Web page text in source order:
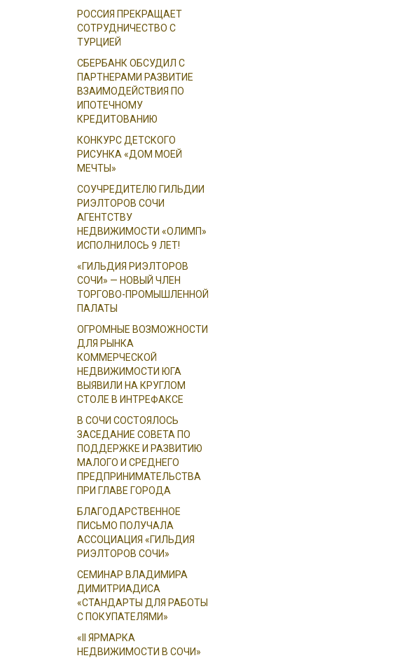
РОССИЯ ПРЕКРАЩАЕТ
СОТРУДНИЧЕСТВО С
ТУРЦИЕЙ
СБЕРБАНК ОБСУДИЛ С
ПАРТНЕРАМИ РАЗВИТИЕ
ВЗАИМОДЕЙСТВИЯ ПО
ИПОТЕЧНОМУ
КРЕДИТОВАНИЮ
КОНКУРС ДЕТСКОГО
РИСУНКА «ДОМ МОЕЙ
МЕЧТЫ»
СОУЧРЕДИТЕЛЮ ГИЛЬДИИ
РИЭЛТОРОВ СОЧИ
АГЕНТСТВУ
НЕДВИЖИМОСТИ «ОЛИМП»
ИСПОЛНИЛОСЬ 9 ЛЕТ!
«ГИЛЬДИЯ РИЭЛТОРОВ
СОЧИ» — НОВЫЙ ЧЛЕН
ТОРГОВО-ПРОМЫШЛЕННОЙ
ПАЛАТЫ
ОГРОМНЫЕ ВОЗМОЖНОСТИ
ДЛЯ РЫНКА
КОММЕРЧЕСКОЙ
НЕДВИЖИМОСТИ ЮГА
ВЫЯВИЛИ НА КРУГЛОМ
СТОЛЕ В ИНТРЕФАКСЕ
В СОЧИ СОСТОЯЛОСЬ
ЗАСЕДАНИЕ СОВЕТА ПО
ПОДДЕРЖКЕ И РАЗВИТИЮ
МАЛОГО И СРЕДНЕГО
ПРЕДПРИНИМАТЕЛЬСТВА
ПРИ ГЛАВЕ ГОРОДА
БЛАГОДАРСТВЕННОЕ
ПИСЬМО ПОЛУЧАЛА
АССОЦИАЦИЯ «ГИЛЬДИЯ
РИЭЛТОРОВ СОЧИ»
СЕМИНАР ВЛАДИМИРА
ДИМИТРИАДИСА
«СТАНДАРТЫ ДЛЯ РАБОТЫ
С ПОКУПАТЕЛЯМИ»
«II ЯРМАРКА
НЕДВИЖИМОСТИ В СОЧИ»